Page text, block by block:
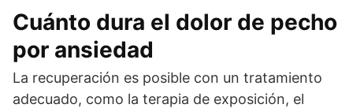
Cuánto dura el dolor de pecho
por ansiedad
La recuperación es posible con un tratamiento
adecuado, como la terapia de exposición, el